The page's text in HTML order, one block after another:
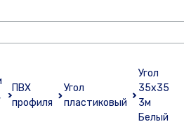
ПВХ
профиля
Угол
пластиковый
Угол
35х35
3м
Белый